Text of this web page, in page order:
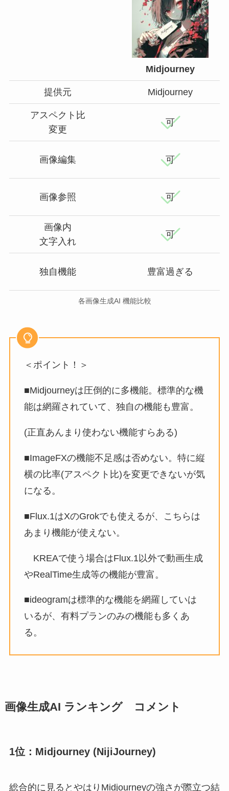
Midjourney
提供元 Midjourney
アスペクト比
変更
可
画像編集 可
画像参照 可
画像内
文字入れ
可
独自機能 豊富過ぎる
各画像生成AI 機能比較
＜ポイント！＞
■Midjourneyは圧倒的に多機能。標準的な機
能は網羅されていて、独自の機能も豊富。
(正直あんまり使わない機能すらある)
■ImageFXの機能不足感は否めない。特に縦
横の比率(アスペクト比)を変更できないが気
になる。
■Flux.1はXのGrokでも使えるが、こちらは
あまり機能が使えない。
KREAで使う場合はFlux.1以外で動画生成
やRealTime生成等の機能が豊富。
■ideogramは標準的な機能を網羅していは
いるが、有料プランのみの機能も多くあ
る。
画像生成AI ランキング コメント
1位：Midjourney (NijiJourney)
総合的に見るとやはりMidjourneyの強さが際立つ結